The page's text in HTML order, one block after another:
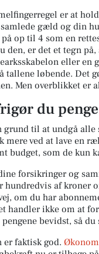
er at
gæld og din
op til 4 som en
den, er det et tegn
eller en
tallene løbende. Det
Men overblikket er
du
grund til at undgå alle
mere ved at lave en
budget, som de kun
forsikringer og
hundredvis af kroner
om du har
handler ikke om at
bevidst, så
er faktisk god.